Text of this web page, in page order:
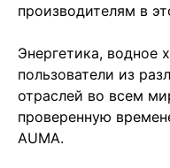
производителям в
Энергетика, водное
пользователи из
отраслей во всем
проверенную
AUMA.